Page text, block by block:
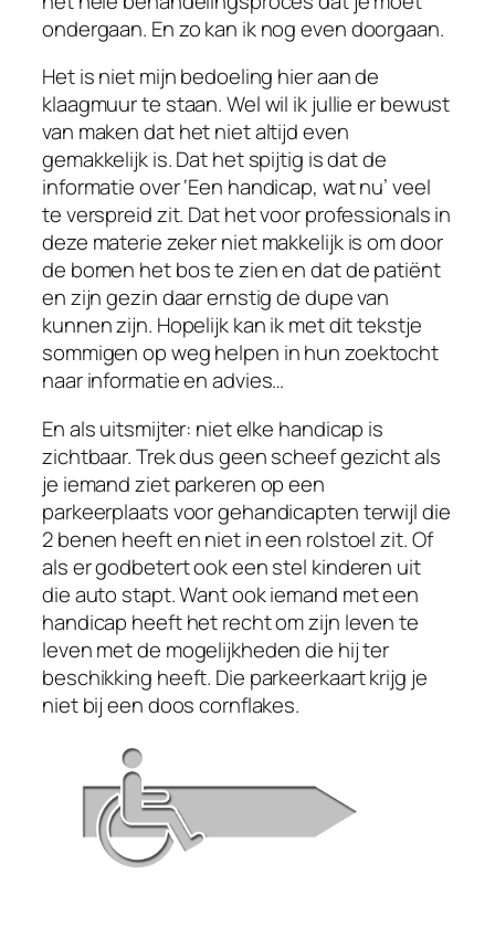
ondergaan. En zo kan ik nog even doorgaan.
Het is niet mijn bedoeling hier aan de
klaagmuur te staan. Wel wil ik jullie er bewust
van maken dat het niet altijd even
gemakkelijk is. Dat het spijtig is dat de
informatie over ‘Een handicap, wat nu’ veel
te verspreid zit. Dat het voor professionals in
deze materie zeker niet makkelijk is om door
de bomen het bos te zien en dat de patiënt
en zijn gezin daar ernstig de dupe van
kunnen zijn. Hopelijk kan ik met dit tekstje
sommigen op weg helpen in hun zoektocht
naar informatie en advies…
En als uitsmijter: niet elke handicap is
zichtbaar. Trek dus geen scheef gezicht als
je iemand ziet parkeren op een
parkeerplaats voor gehandicapten terwijl die
2 benen heeft en niet in een rolstoel zit. Of
als er godbetert ook een stel kinderen uit
die auto stapt. Want ook iemand met een
handicap heeft het recht om zijn leven te
leven met de mogelijkheden die hij ter
beschikking heeft. Die parkeerkaart krijg je
niet bij een doos cornflakes.